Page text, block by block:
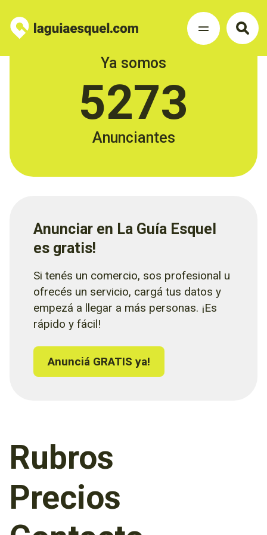
Ya somos
5273
Anunciantes
Anunciar en La Guía Esquel
es gratis!
Si tenés un comercio, sos profesional u
ofrecés un servicio, cargá tus datos y
empezá a llegar a más personas. ¡Es
rápido y fácil!
Anunciá GRATIS ya!
Rubros
Precios